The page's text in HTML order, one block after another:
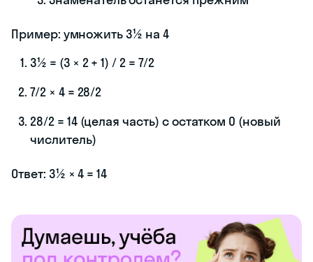
Пример: умножить 3½ на 4
3½ = (3 × 2 + 1) / 2 = 7/2
7/2 × 4 = 28/2
28/2 = 14 (целая часть) с остатком 0 (новый
числитель)
Ответ: 3½ × 4 = 14